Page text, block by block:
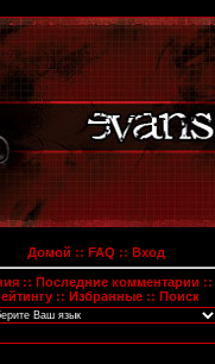
Домой :: FAQ :: Вход
:: Последние комментарии ::
:: Избранные :: Поиск